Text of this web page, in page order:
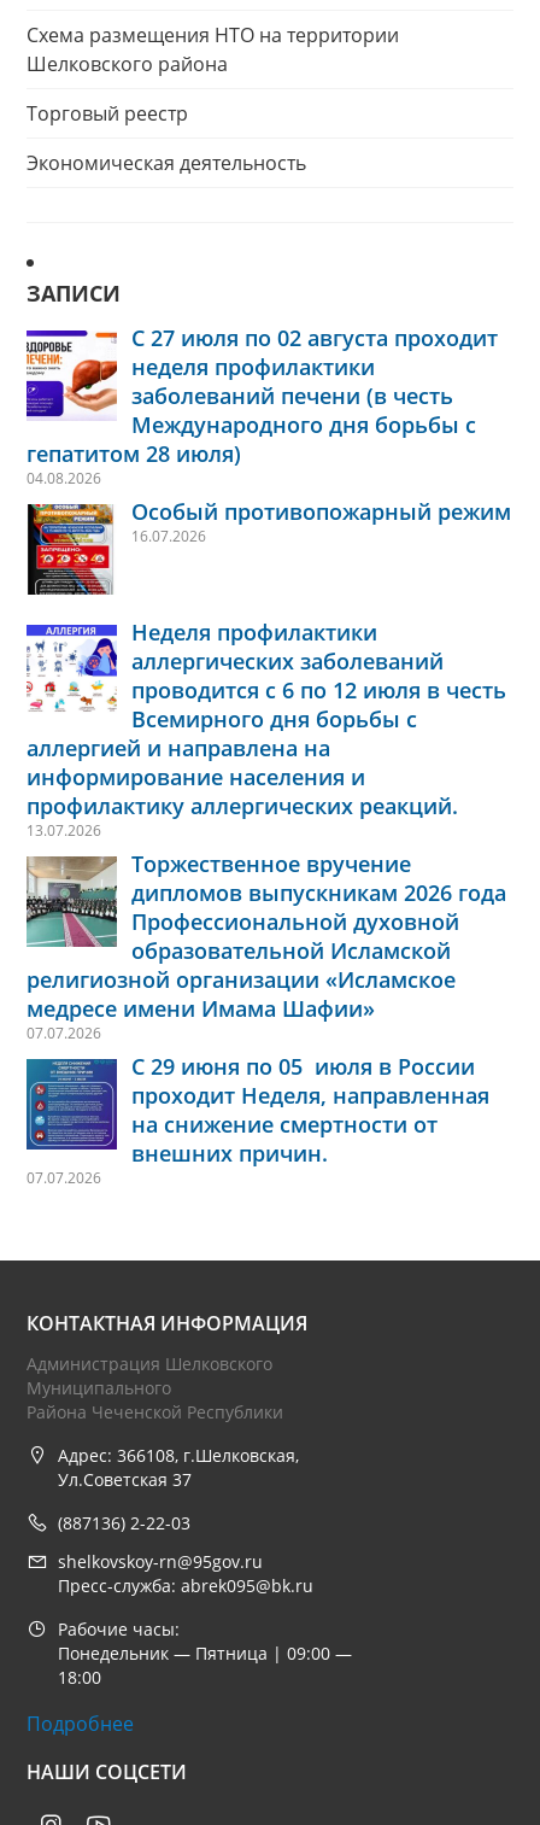
Схема размещения НТО на территории
Шелковского района
Торговый реестр
Экономическая деятельность
ЗАПИСИ
С 27 июля по 02 августа проходит
неделя профилактики
заболеваний печени (в честь
Международного дня борьбы с
гепатитом 28 июля)
04.08.2026
Особый противопожарный режим
16.07.2026
Неделя профилактики
аллергических заболеваний
проводится с 6 по 12 июля в честь
Всемирного дня борьбы с
аллергией и направлена на
информирование населения и
профилактику аллергических реакций.
13.07.2026
Торжественное вручение
дипломов выпускникам 2026 года
Профессиональной духовной
образовательной Исламской
религиозной организации «Исламское
медресе имени Имама Шафии»
07.07.2026
С 29 июня по 05 июля в России
проходит Неделя, направленная
на снижение смертности от
внешних причин.
07.07.2026
КОНТАКТНАЯ ИНФОРМАЦИЯ
Администрация Шелковского
Муниципального
Района Чеченской Республики
Адрес: 366108, г.Шелковская,
Ул.Советская 37
(887136) 2-22-03
shelkovskoy-rn@95gov.ru
Пресс-служба: abrek095@bk.ru
Рабочие часы:
Понедельник — Пятница | 09:00 —
18:00
Подробнее
НАШИ СОЦСЕТИ